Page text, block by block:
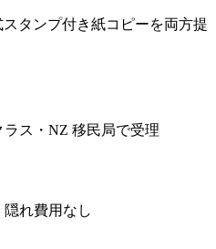
タンプ付き紙コピーを両方提
ス・NZ 移民局で受理
隠れ費用なし